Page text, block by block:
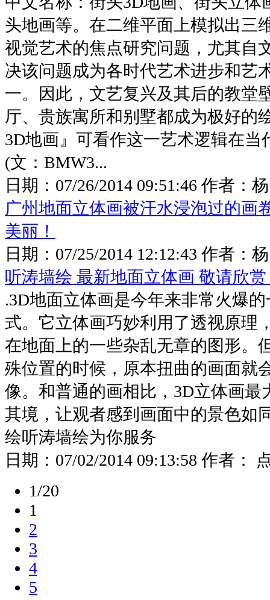
头地画等。在二维平面上模拟出三
视觉艺术的焦点研究问题，尤其自
决该问题成为各时代艺术进步和艺
一。因此，文艺复兴及其后的教堂
厅、贵族寓所和别墅都成为极好的
3D地画』可看作这一艺术逻辑在当
(文：BMW3...
日期： 07/26/2014 09:51:46 作者： 杨
广州地面立体画被汗水浸泡过的画
美丽！
日期： 07/25/2014 12:12:43 作者： 杨
听涛墙绘 最新地面立体画 敬请欣
.3D地面立体画是今年来非常火爆
式。它立体画巧妙利用了透视原理
在地面上的一些杂乱无章的图形。
殊位置的时候，原本扭曲的画面就
像。和普通的画相比，3D立体画最
其境，让观者感到画面中的景色如
绘听涛墙绘为你服务
日期： 07/02/2014 09:13:58 作者：
1/20
1
2
3
4
5